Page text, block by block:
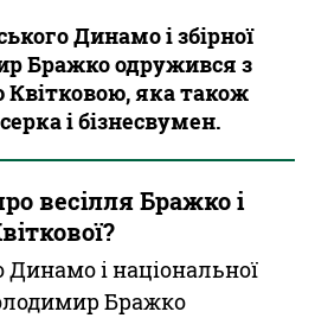
Динамо і збірної
Бражко одружився з
яка також
і бізнесвумен.
весілля Бражко і
Динамо і національної
Бражко